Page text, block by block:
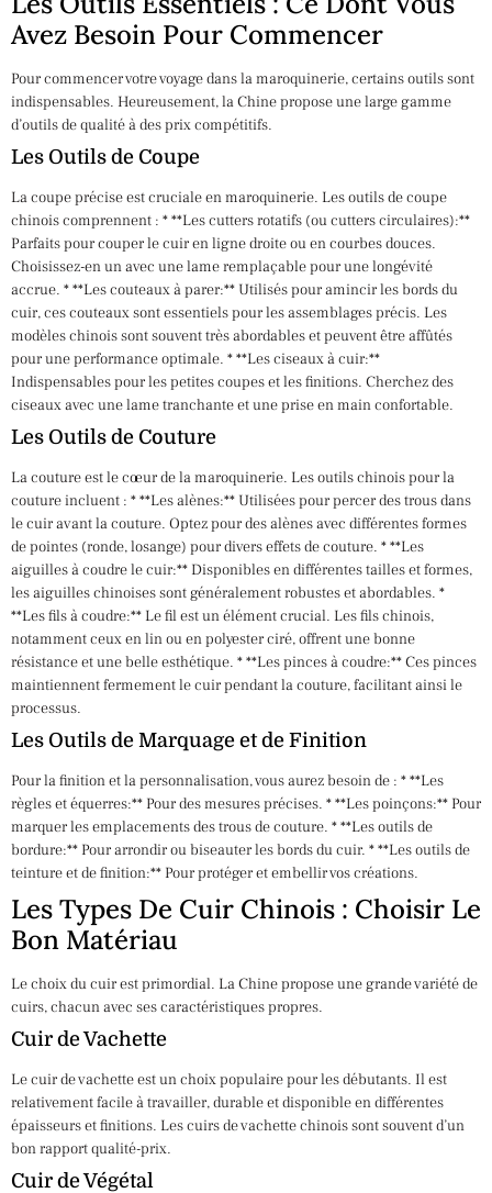
Avez Besoin Pour Commencer
Pour commencer votre voyage dans la maroquinerie, certains outils sont
indispensables. Heureusement, la Chine propose une large gamme
d’outils de qualité à des prix compétitifs.
Les Outils de Coupe
La coupe précise est cruciale en maroquinerie. Les outils de coupe
chinois comprennent : * **Les cutters rotatifs (ou cutters circulaires):**
Parfaits pour couper le cuir en ligne droite ou en courbes douces.
Choisissez-en un avec une lame remplaçable pour une longévité
accrue. * **Les couteaux à parer:** Utilisés pour amincir les bords du
cuir, ces couteaux sont essentiels pour les assemblages précis. Les
modèles chinois sont souvent très abordables et peuvent être affûtés
pour une performance optimale. * **Les ciseaux à cuir:**
Indispensables pour les petites coupes et les finitions. Cherchez des
ciseaux avec une lame tranchante et une prise en main confortable.
Les Outils de Couture
La couture est le cœur de la maroquinerie. Les outils chinois pour la
couture incluent : * **Les alènes:** Utilisées pour percer des trous dans
le cuir avant la couture. Optez pour des alènes avec différentes formes
de pointes (ronde, losange) pour divers effets de couture. * **Les
aiguilles à coudre le cuir:** Disponibles en différentes tailles et formes,
les aiguilles chinoises sont généralement robustes et abordables. *
**Les fils à coudre:** Le fil est un élément crucial. Les fils chinois,
notamment ceux en lin ou en polyester ciré, offrent une bonne
résistance et une belle esthétique. * **Les pinces à coudre:** Ces pinces
maintiennent fermement le cuir pendant la couture, facilitant ainsi le
processus.
Les Outils de Marquage et de Finition
Pour la finition et la personnalisation, vous aurez besoin de : * **Les
règles et équerres:** Pour des mesures précises. * **Les poinçons:** Pour
marquer les emplacements des trous de couture. * **Les outils de
bordure:** Pour arrondir ou biseauter les bords du cuir. * **Les outils de
teinture et de finition:** Pour protéger et embellir vos créations.
Les Types De Cuir Chinois : Choisir Le
Bon Matériau
Le choix du cuir est primordial. La Chine propose une grande variété de
cuirs, chacun avec ses caractéristiques propres.
Cuir de Vachette
Le cuir de vachette est un choix populaire pour les débutants. Il est
relativement facile à travailler, durable et disponible en différentes
épaisseurs et finitions. Les cuirs de vachette chinois sont souvent d’un
bon rapport qualité-prix.
Cuir de Végétal